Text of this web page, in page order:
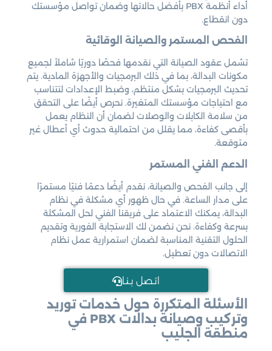
أداء أنظمة PBX بأفضل حالاتها وضمان تواصل مؤسستك
دون انقطاع.
الفحص المستمر والصيانة الوقائية
تشمل عقود الصيانة التي نقدمها فحصًا دوريًا شاملاً لجميع
مكونات البدالة، بما في ذلك البرمجيات والأجهزة المادية. يتم
تحديث البرمجيات بشكل منتظم، وضبط الإعدادات لتتناسب
مع احتياجات مؤسستك المتغيرة. نحرص أيضًا على التحقق
من سلامة الكابلات والوصلات لضمان أن النظام يعمل
بأقصى كفاءة، مما يقلل من احتمالية حدوث أي أعطال غير
متوقعة.
الدعم الفني المستمر
إلى جانب الفحص والصيانة، نقدم أيضًا دعمًا فنيًا مستمرًا
على مدار الساعة. في حال ظهور أي مشكلة في نظام
البدالة، يمكنك الاعتماد على فريقنا الفني لحل المشكلة
بسرعة وكفاءة. نحن نضمن لك الاستجابة الفورية وتقديم
الحلول التقنية المناسبة لضمان استمرارية عمل نظام
الاتصالات دون تعطيل.
اتـصل بـنـا
الأسئلة المتكررة حول خدمات توريد
وتركيب وصيانة بدالات PBX في
منطقة الجليب